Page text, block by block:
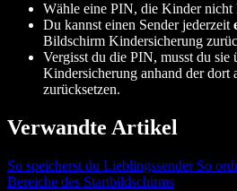
Wähle eine PIN, die Kinder nicht
Du kannst einen Sender jederzeit
Bildschirm Kindersicherung
Vergisst du die PIN, musst du sie
Kindersicherung anhand der dort
zurücksetzen.
Verwandte Artikel
So speicherst du Lieblingssender So
Bereiche des Startbildschirms